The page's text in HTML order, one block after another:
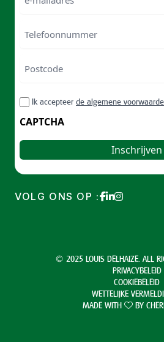
mailadres
/
Postal
RGPDIk accepteer de algemene
CAPTCHA
VOLG ONS OP :
© 2025 LOUIS DELHAIZE. ALL
PRIVACYBELEID
COOKIEBELEID
WETTELIJKE
MADE WITH
BY